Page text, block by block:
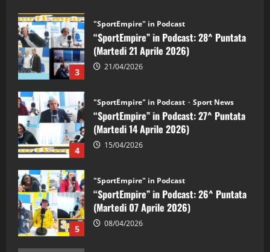
3
“SportEmpire” in Podcast: 28^ Puntata
(Martedi 21 Aprile 2026)
21/04/2026
4
“SportEmpire” in Podcast: 27^ Puntata
(Martedi 14 Aprile 2026)
15/04/2026
5
“SportEmpire” in Podcast: 26^ Puntata
(Martedi 07 Aprile 2026)
08/04/2026